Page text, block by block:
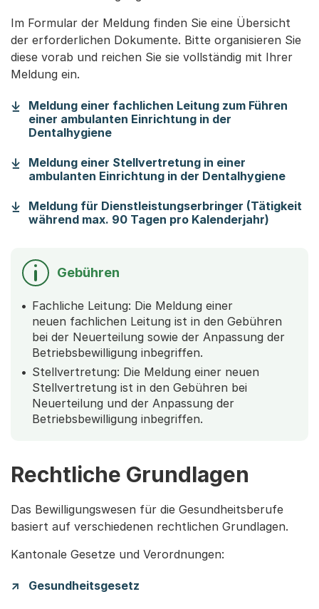
Im Formular der Meldung finden Sie eine Übersicht
der erforderlichen Dokumente. Bitte organisieren Sie
diese vorab und reichen Sie sie vollständig mit Ihrer
Meldung ein.
Meldung einer fachlichen Leitung zum Führen
einer ambulanten Einrichtung in der
Dentalhygiene(Startet einen Download)
Meldung einer Stellvertretung in einer
ambulanten Einrichtung in der Dentalhygiene
Meldung für Dienstleistungserbringer (Tätigkeit
während max. 90 Tagen pro Kalenderjahr)
Gebühren
Fachliche Leitung: Die Meldung einer
neuen fachlichen Leitung ist in den Gebühren
bei der Neuerteilung sowie der Anpassung der
Betriebsbewilligung inbegriffen.
Stellvertretung: Die Meldung einer neuen
Stellvertretung ist in den Gebühren bei
Neuerteilung und der Anpassung der
Betriebsbewilligung inbegriffen.
Rechtliche Grundlagen
Das Bewilligungswesen für die Gesundheitsberufe
basiert auf verschiedenen rechtlichen Grundlagen.
Kantonale Gesetze und Verordnungen:
Gesundheitsgesetz